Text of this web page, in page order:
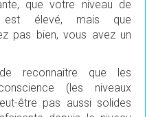
que votre niveau de
est élevé, mais que
pas bien, vous avez un
reconnaitre que les
(les niveaux
être pas aussi solides